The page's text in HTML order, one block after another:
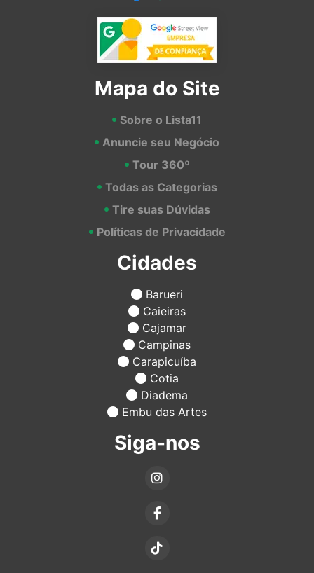
Mapa do Site
Sobre o Lista11
Anuncie seu Negócio
Tour 360º
Todas as Categorias
Tire suas Dúvidas
Políticas de Privacidade
Cidades
Barueri
Caieiras
Cajamar
Campinas
Carapicuíba
Cotia
Diadema
Embu das Artes
Siga-nos